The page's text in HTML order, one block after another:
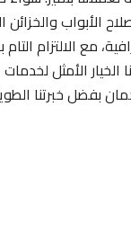
الأبواب والخزائن
مع الالتزام التام
الأمثل لخدمات
بفضل خبرتنا الطويلة.